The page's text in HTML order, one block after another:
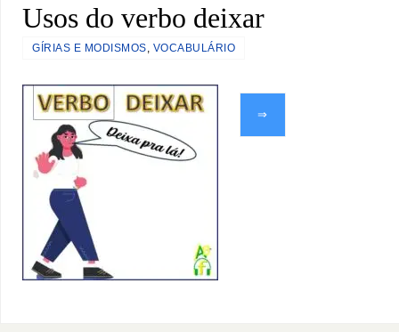
Usos do verbo deixar
GÍRIAS E MODISMOS, VOCABULÁRIO
⇒